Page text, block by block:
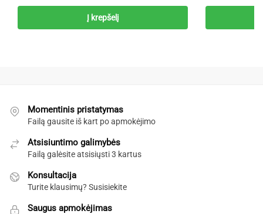
price price
Į krepšelį
price
Momentinis pristatymas
Failą gausite iš kart po apmokėjimo
Atsisiuntimo galimybės
Failą galėsite atsisiųsti 3 kartus
Konsultacija
Turite klausimų? Susisiekite
Saugus apmokėjimas